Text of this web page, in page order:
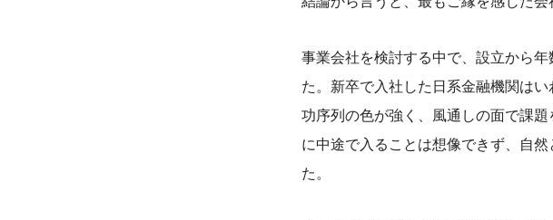
事業会社を検討する中で、設立から
た。新卒で入社した日系金融機関は
功序列の色が強く、風通しの面で課
に中途で入ることは想像できず、自
た。